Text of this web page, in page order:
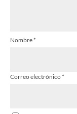
Nombre*
Correo electrónico*